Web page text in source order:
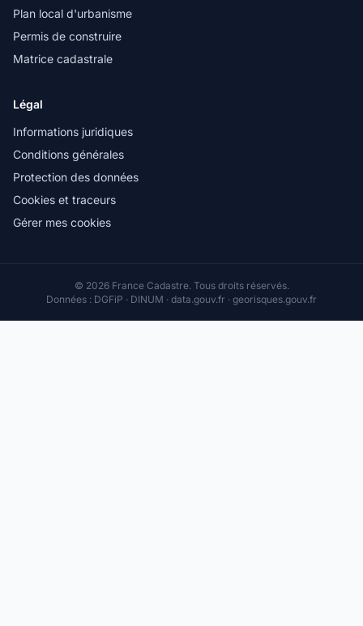
Plan local d'urbanisme
Permis de construire
Matrice cadastrale
Légal
Informations juridiques
Conditions générales
Protection des données
Cookies et traceurs
Gérer mes cookies
© 2026 France Cadastre. Tous droits réservés.
Données : DGFiP · DINUM · data.gouv.fr · georisques.gouv.fr